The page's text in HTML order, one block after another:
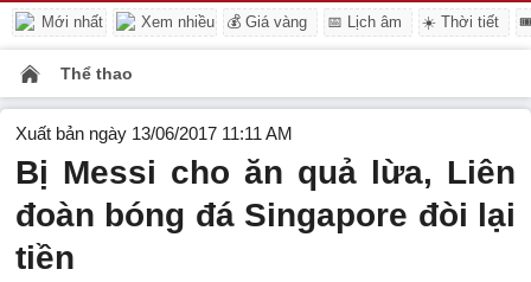
Mới nhất Xem nhiều 💰 Giá vàng 📅 Lịch âm ☀️ Thời tiết
Thể thao
Xuất bản ngày 13/06/2017 11:11 AM
Bị Messi cho ăn quả lừa, Liên
đoàn bóng đá Singapore đòi lại
tiền